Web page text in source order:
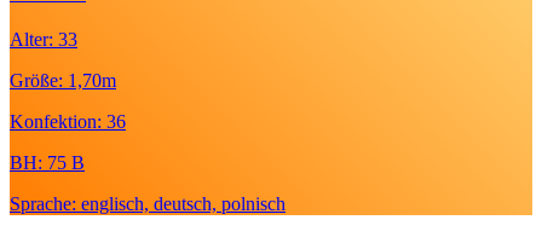
Alter: 33
Größe: 1,70m
Konfektion: 36
BH: 75 B
Sprache: englisch, deutsch, polnisch